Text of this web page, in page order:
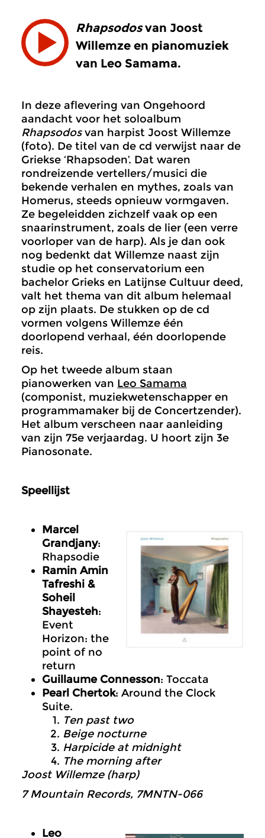
Rhapsodosvan Joost
Willemze en pianomuziek
van Leo Samama.
In deze aflevering van Ongehoord
aandacht voor het soloalbum
Rhapsodosvan harpist Joost Willemze
(foto). De titel van de cd verwijst naar de
Griekse ‘Rhapsoden’. Dat waren
rondreizende vertellers/musici die
bekende verhalen en mythes, zoals van
Homerus, steeds opnieuw vormgaven.
Ze begeleidden zichzelf vaak op een
snaarinstrument, zoals de lier (een verre
voorloper van de harp). Als je dan ook
nog bedenkt dat Willemze naast zijn
studie op het conservatorium een
bachelor Grieks en Latijnse Cultuur deed,
valt het thema van dit album helemaal
op zijn plaats. De stukken op de cd
vormen volgens Willemze één
doorlopend verhaal, één doorlopende
reis.
Op het tweede album staan
pianowerken van Leo Samama
(componist, muziekwetenschapper en
programmamaker bij de Concertzender).
Het album verscheen naar aanleiding
van zijn 75e verjaardag. U hoort zijn 3e
Pianosonate.
Speellijst
Marcel
Grandjany:
Rhapsodie
Ramin Amin
Tafreshi &
Soheil
Shayesteh:
Event
Horizon: the
point of no
return
Guillaume Connesson: Toccata
Pearl Chertok: Around the Clock
Suite.
Ten past two
Beige nocturne
Harpicide at midnight
The morning after
Joost Willemze (harp)
7 Mountain Records, 7MNTN-066
Leo